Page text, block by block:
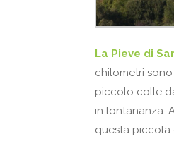
La Pieve di
chilometri
piccolo colle
in lontananza.
questa piccola